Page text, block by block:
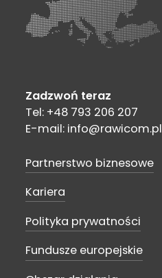
Zadzwoń teraz
Tel: +48 793 206 207
E-mail: info@rawicom.pl
Partnerstwo biznesowe
Kariera
Polityka prywatności
Fundusze europejskie